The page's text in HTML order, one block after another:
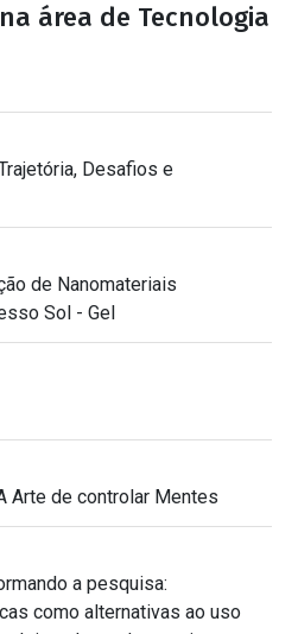
área de Tecnologia
Desafios e
de Nanomateriais
Sol - Gel
Arte de controlar Mentes
a pesquisa:
como alternativas ao uso